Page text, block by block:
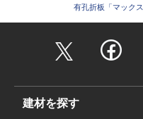
有孔折板「マック
建材を探す